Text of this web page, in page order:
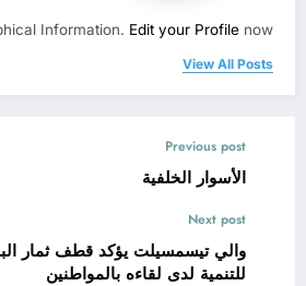
Information. Edit your Profile now.
View All Posts
Previous post
الأسوار الخلفية
Next post
والي تيسمسيلت يؤكد
للتنمية لدى لقاءه بالمواطنين